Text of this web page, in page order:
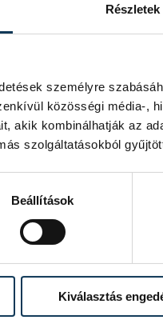
Részletek
személyre
közösségi média-,
akik kombinálhatják az
szolgáltatásokból
Beállítások
Kiválasztás